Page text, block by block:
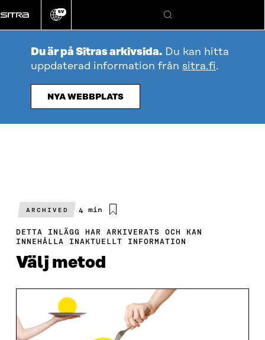
direkt
till
Ändra
språk
SV
Sök
Du är på Sitras arkivsida. Du kan hitta
uppdaterad information från sitra.fi.
NYA WEBBPLATS
ARCHIVED
Beräknad
4 min
DETTA INLÄGG HAR ARKIVERATS OCH KAN
INNEHÅLLA INAKTUELLT INFORMATION
Välj metod